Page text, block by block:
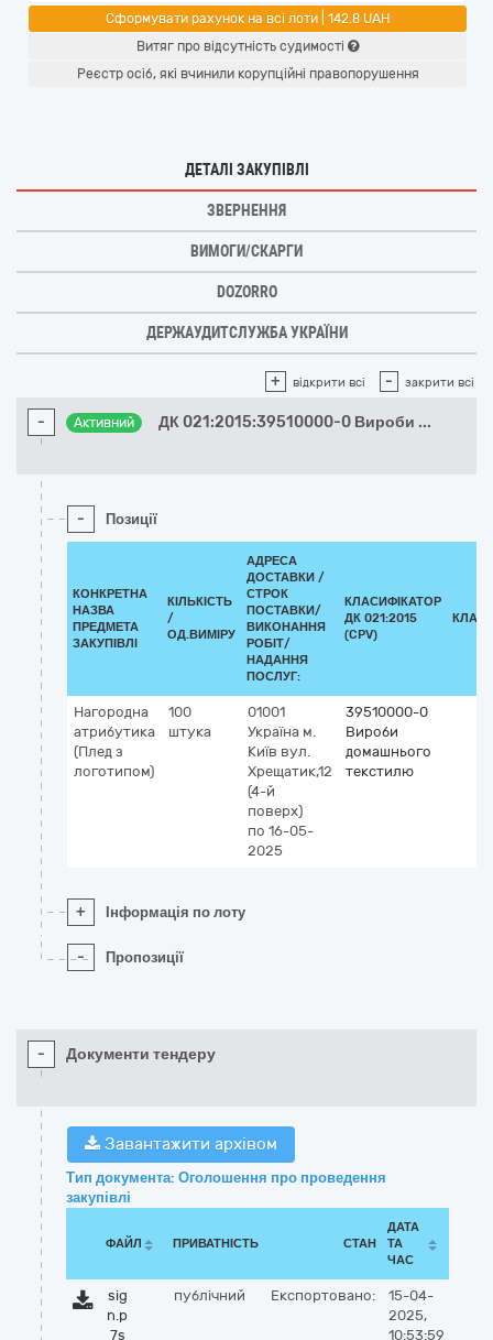
Сформувати рахунок на всі лоти | 142.8 UAH
Витяг про відсутність судимості
Реєстр осіб, які вчинили корупційні правопорушення
ДЕТАЛІ ЗАКУПІВЛІ
ЗВЕРНЕННЯ
ВИМОГИ/СКАРГИ
DOZORRO
ДЕРЖАУДИТСЛУЖБА УКРАЇНИ
+ відкрити всі - закрити всі
- Активний ДК 021:2015:39510000-0 Вироби ...
- Позиції
КОНКРЕТНА
НАЗВА
ПРЕДМЕТА
ЗАКУПІВЛІ
КІЛЬКІСТЬ
/
ОД.ВИМІРУ
АДРЕСА
ДОСТАВКИ /
СТРОК
ПОСТАВКИ/
ВИКОНАННЯ
РОБІТ/
НАДАННЯ
ПОСЛУГ:
КЛАСИФІКАТОР
ДК 021:2015
(CPV)
Нагородна
атрибутика
(Плед з
логотипом)
100
штука
01001
Україна м.
Київ вул.
Хрещатик,12
(4-й
поверх)
по 16-05-
2025
39510000-0
Вироби
домашнього
текстилю
+ Інформація по лоту
- Пропозиції
- Документи тендеру
Завантажити архівом
Тип документа: Оголошення про проведення
закупівлі
ФАЙЛ ПРИВАТНІСТЬ СТАН
ДАТА
ТА
ЧАС
sig
n.p
7s
публічний Експортовано:
15-04-
2025,
10:53:59